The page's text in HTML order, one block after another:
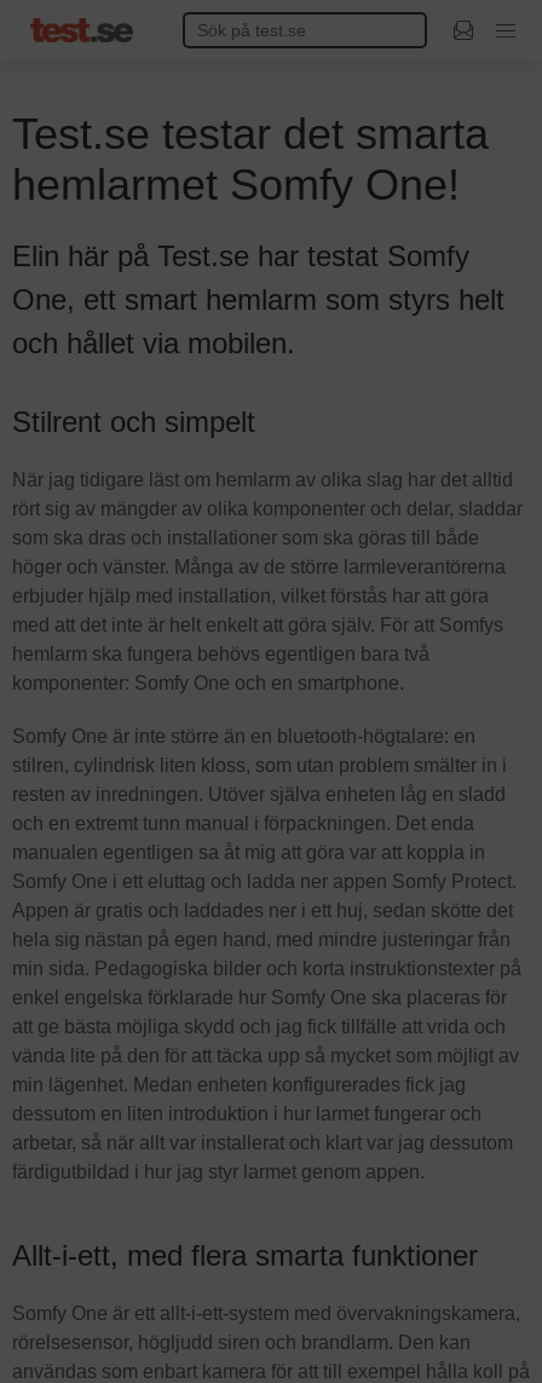
Test.se testar det smarta
hemlarmet Somfy One!
Elin här på Test.se har testat Somfy
One, ett smart hemlarm som styrs helt
och hållet via mobilen.
Stilrent och simpelt
När jag tidigare läst om hemlarm av olika slag har det alltid
rört sig av mängder av olika komponenter och delar, sladdar
som ska dras och installationer som ska göras till både
höger och vänster. Många av de större larmleverantörerna
erbjuder hjälp med installation, vilket förstås har att göra
med att det inte är helt enkelt att göra själv. För att Somfys
hemlarm ska fungera behövs egentligen bara två
komponenter: Somfy One och en smartphone.
Somfy One är inte större än en bluetooth-högtalare: en
stilren, cylindrisk liten kloss, som utan problem smälter in i
resten av inredningen. Utöver själva enheten låg en sladd
och en extremt tunn manual i förpackningen. Det enda
manualen egentligen sa åt mig att göra var att koppla in
Somfy One i ett eluttag och ladda ner appen Somfy Protect.
Appen är gratis och laddades ner i ett huj, sedan skötte det
hela sig nästan på egen hand, med mindre justeringar från
min sida. Pedagogiska bilder och korta instruktionstexter på
enkel engelska förklarade hur Somfy One ska placeras för
att ge bästa möjliga skydd och jag fick tillfälle att vrida och
vända lite på den för att täcka upp så mycket som möjligt av
min lägenhet. Medan enheten konfigurerades fick jag
dessutom en liten introduktion i hur larmet fungerar och
arbetar, så när allt var installerat och klart var jag dessutom
färdigutbildad i hur jag styr larmet genom appen.
Allt-i-ett, med flera smarta funktioner
Somfy One är ett allt-i-ett-system med övervakningskamera,
rörelsesensor, högljudd siren och brandlarm. Den kan
användas som enbart kamera för att till exempel hålla koll på